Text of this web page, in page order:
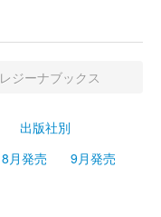
レジーナブックス
出版社別
8月発売
9月発売